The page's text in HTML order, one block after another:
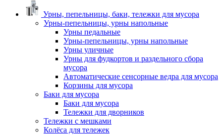
Урны, пепельницы, баки, тележки для мусора
Урны-пепельницы, урны напольные
Урны педальные
Урны-пепельницы, урны напольные
Урны уличные
Урны для фудкортов и раздельного сбора
мусора
Автоматические сенсорные ведра для мусора
Корзины для мусора
Баки для мусора
Баки для мусора
Тележки для дворников
Тележки с мешками
Колёса для тележек